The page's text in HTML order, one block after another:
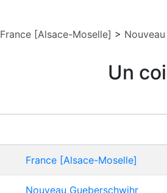
France [Alsace-Moselle] >
Un
France [Alsace-Moselle]
Nouveau Gueberschwihr